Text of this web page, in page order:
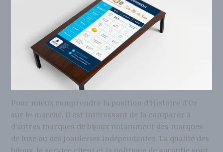
Pour mieux comprendre la position d’Histoire d’Or
sur le marché, il est intéressant de la comparer à
d’autres marques de bijoux notamment des marques
de luxe ou des joailleries indépendantes. La qualité des